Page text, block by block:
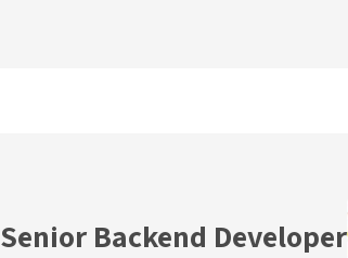
Senior Backend Developer